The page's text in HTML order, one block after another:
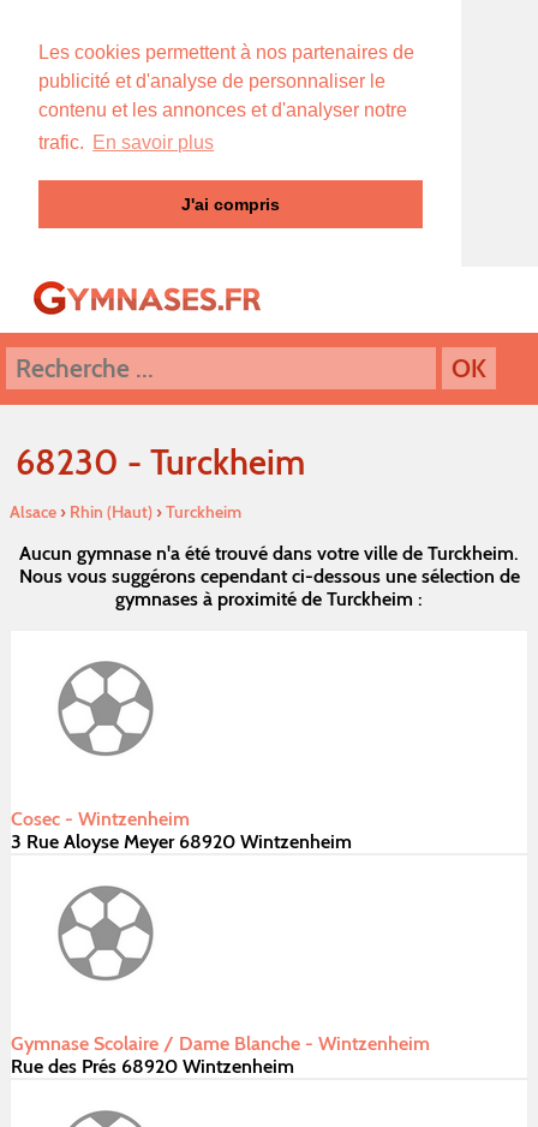
Les cookies permettent à nos partenaires de
publicité et d'analyse de personnaliser le
contenu et les annonces et d'analyser notre
trafic. En savoir plus
J'ai compris
68230 - Turckheim
Alsace› Rhin (Haut)›Turckheim
Aucun gymnase n'a été trouvé dans votre ville de Turckheim.
Nous vous suggérons cependant ci-dessous une sélection de
gymnases à proximité de Turckheim :
Cosec - Wintzenheim
3 Rue Aloyse Meyer 68920 Wintzenheim
Gymnase Scolaire / Dame Blanche - Wintzenheim
Rue des Prés 68920 Wintzenheim